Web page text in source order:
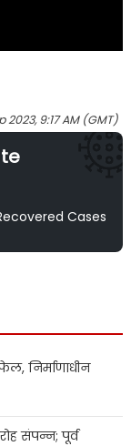
2023, 9:17 AM (GMT)
Cases
निर्माणाधीन
संपन्न; पूर्व